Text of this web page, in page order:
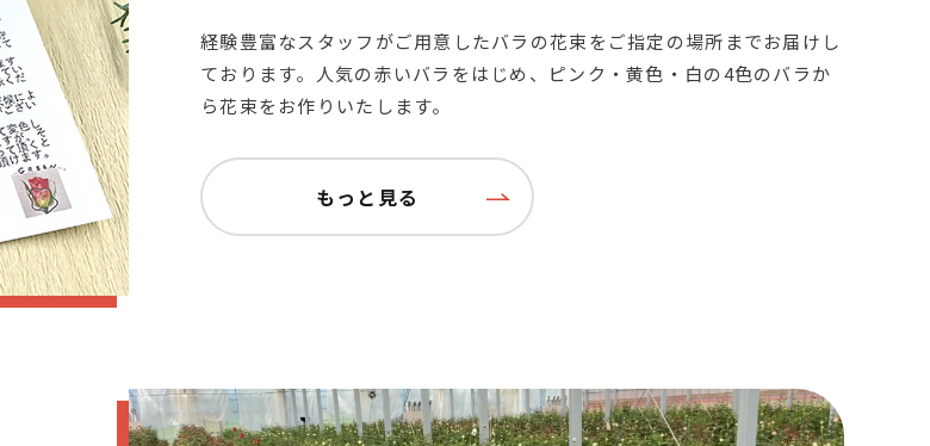
経験豊富なスタッフがご用意したバラの花束をご指定の場所までお届けし
ております。人気の赤いバラをはじめ、ピンク・黄色・白の4色のバラか
ら花束をお作りいたします。
もっと見る